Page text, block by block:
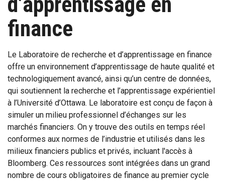
finance
Le Laboratoire de recherche et d’apprentissage en finance
offre un environnement d’apprentissage de haute qualité et
technologiquement avancé, ainsi qu’un centre de données,
qui soutiennent la recherche et l’apprentissage expérientiel
à l’Université d’Ottawa. Le laboratoire est conçu de façon à
simuler un milieu professionnel d’échanges sur les
marchés financiers. On y trouve des outils en temps réel
conformes aux normes de l’industrie et utilisés dans les
milieux financiers publics et privés, incluant l'accès à
Bloomberg. Ces ressources sont intégrées dans un grand
nombre de cours obligatoires de finance au premier cycle